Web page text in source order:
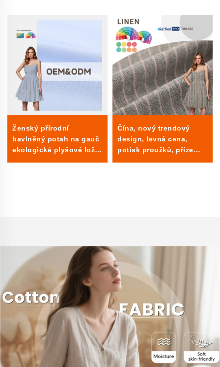
Ženský přírodní
bavlněný potah na gauč
ekologické plyšové ložní
prádlo vyrobené z
Čína, nový trendový
design, levná cena,
potisk proužků, příze
obarvená textilie 205